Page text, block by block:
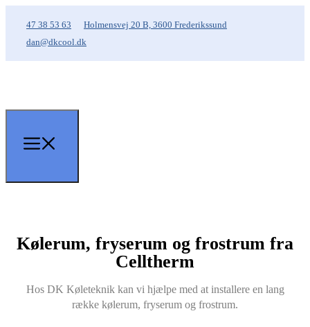
47 38 53 63
Holmensvej 20 B, 3600 Frederikssund
dan@dkcool.dk
Kølerum, fryserum og frostrum fra
Celltherm
Hos DK Køleteknik kan vi hjælpe med at installere en lang
række kølerum, fryserum og frostrum.